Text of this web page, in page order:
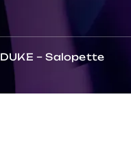
DUKE – Salopette